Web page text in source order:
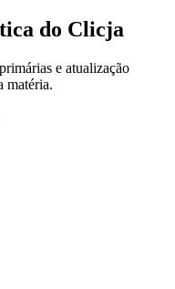
do Clicja
e atualização
matéria.